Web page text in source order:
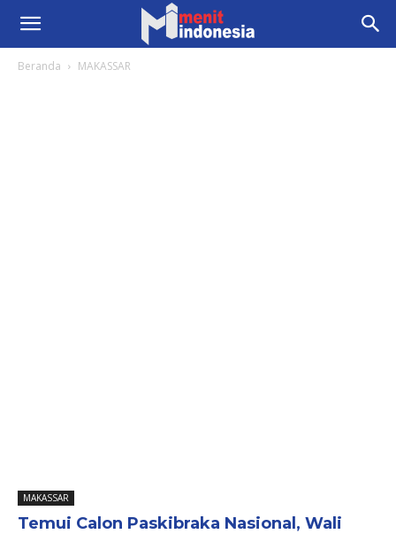
Beranda MAKASSAR
MAKASSAR
Temui Calon Paskibraka Nasional, Wali